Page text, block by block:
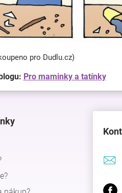
pro Dudlu.cz)
Pro maminky a tatínky